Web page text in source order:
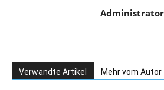
Administrator
Verwandte Artikel Mehr vom Autor